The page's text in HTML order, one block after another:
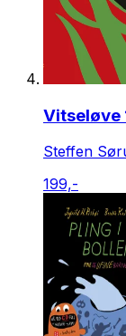
Vitseløve
Steffen
199,-